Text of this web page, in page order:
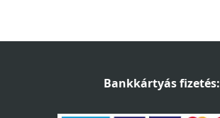
Bankkártyás fizetés: